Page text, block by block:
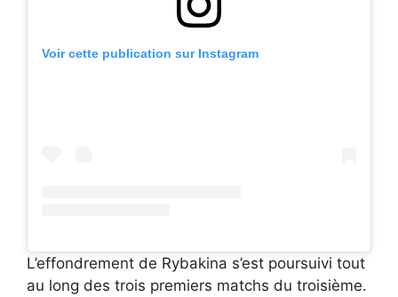
Voir cette publication sur Instagram
L’effondrement de Rybakina s’est poursuivi tout
au long des trois premiers matchs du troisième.